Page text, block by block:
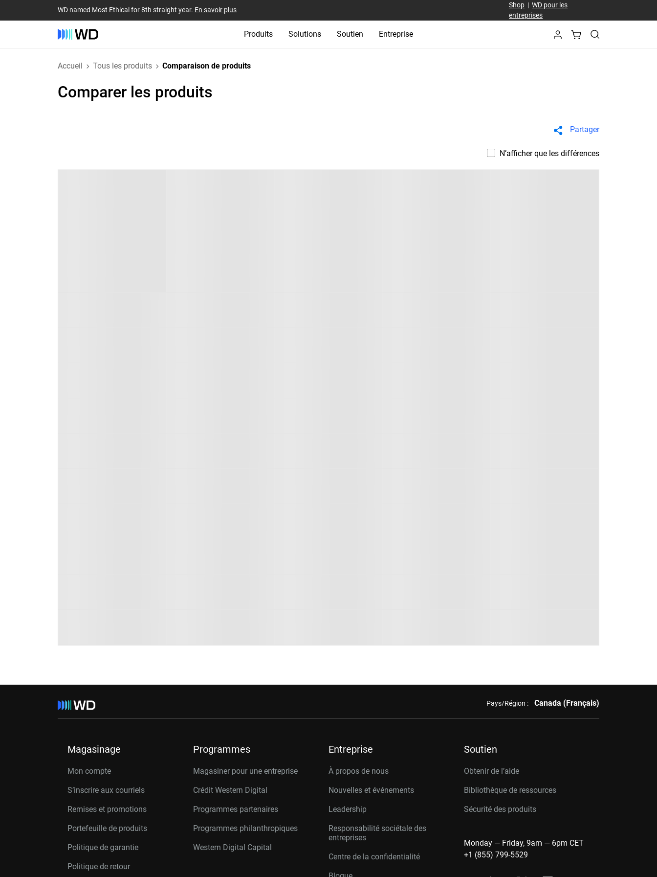
WD named Most Ethical for 8th straight year. En savoir plus
Shop |WD pour les
entreprises
Produits Solutions Soutien Entreprise
Accueil Tous les produits Comparaison de produits
Comparer les produits
Partager
N’afficher que les différences
Pays/Région : Canada (Français)
Magasinage
Mon compte
S’inscrire aux courriels
Remises et promotions
Portefeuille de produits
Politique de garantie
Politique de retour
Programmes
Magasiner pour une entreprise
Crédit Western Digital
Programmes partenaires
Programmes philanthropiques
Western Digital Capital
Entreprise
À propos de nous
Nouvelles et événements
Leadership
Responsabilité sociétale des
entreprises
Centre de la confidentialité
Soutien
Obtenir de l’aide
Bibliothèque de ressources
Sécurité des produits
Monday — Friday, 9am — 6pm CET
+1 (855) 799-5529